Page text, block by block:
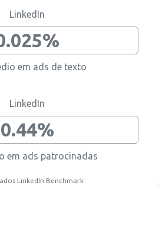
LinkedIn
em ads de texto
LinkedIn
0.44%
em ads patrocinadas
LinkedIn Benchmark